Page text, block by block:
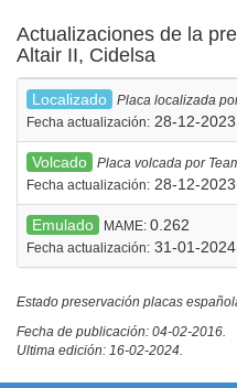
Actualizaciones de la
Altair II, Cidelsa
Localizado
Placa localizada
Fecha actualización: 28-12-2023
Volcado
Placa volcada por
Fecha actualización: 28-12-2023
Emulado MAME: 0.262
Fecha actualización: 31-01-2024
Estado preservación placas
Fecha de publicación: 04-02-2016.
Ultima edición: 16-02-2024.